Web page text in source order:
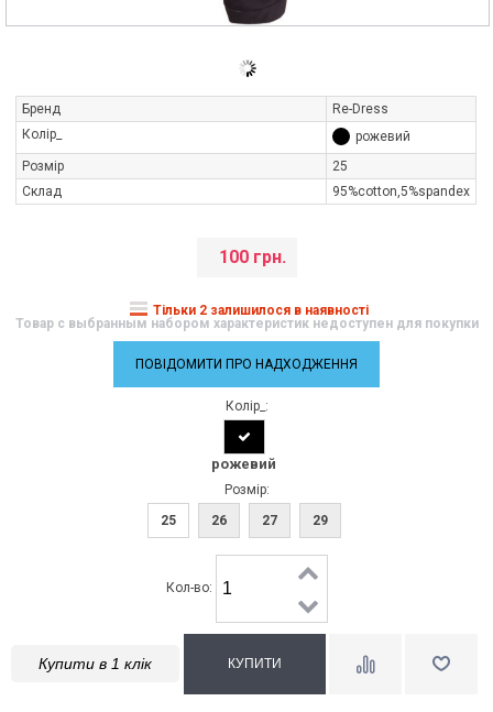
Бренд
Re-Dress
Колір_
рожевий
Розмір
25
Склад
95%cotton,5%spandex
100 грн.
Тільки 2 залишилося в наявності
Товар с выбранным набором характеристик недоступен для покупки
ПОВІДОМИТИ ПРО НАДХОДЖЕННЯ
Колір_:
рожевий
Розмір:
25
26 27 29
Кол-во:
Купити в 1 клік